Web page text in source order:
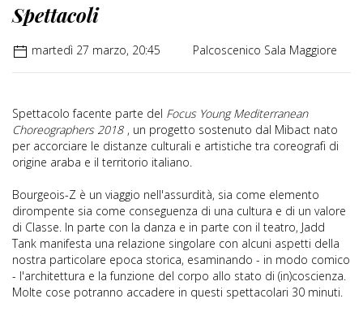
Spettacoli
martedì 27 marzo, 20:45 Palcoscenico Sala Maggiore
Spettacolo facente parte del Focus Young Mediterranean
Choreographers 2018 , un progetto sostenuto dal Mibact nato
per accorciare le distanze culturali e artistiche tra coreografi di
origine araba e il territorio italiano.
Bourgeois-Z è un viaggio nell'assurdità, sia come elemento
dirompente sia come conseguenza di una cultura e di un valore
di Classe. In parte con la danza e in parte con il teatro, Jadd
Tank manifesta una relazione singolare con alcuni aspetti della
nostra particolare epoca storica, esaminando - in modo comico
- l'architettura e la funzione del corpo allo stato di (in)coscienza.
Molte cose potranno accadere in questi spettacolari 30 minuti.